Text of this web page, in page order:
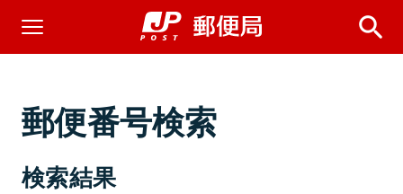
郵便番号検索
検索結果